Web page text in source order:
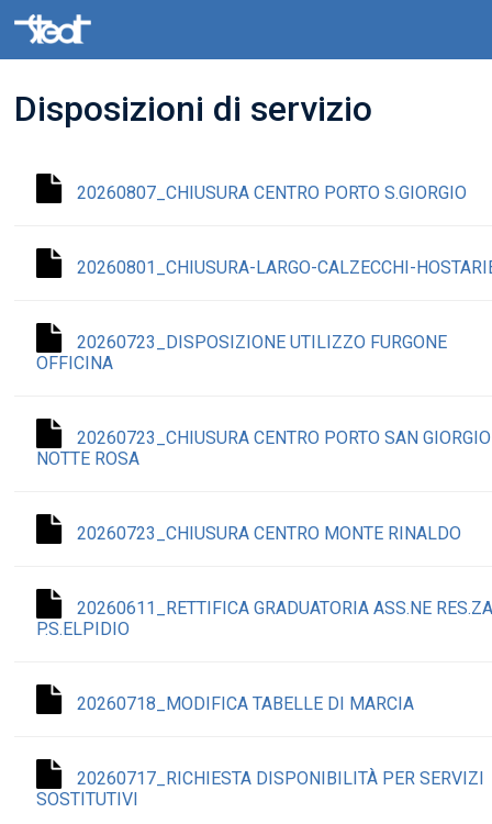
Disposizioni di servizio
20260807_CHIUSURA CENTRO PORTO S.GIORGIO
20260801_CHIUSURA-LARGO-CALZECCHI-
20260723_DISPOSIZIONE UTILIZZO FURGONE
OFFICINA
20260723_CHIUSURA CENTRO PORTO SAN GIORGIO
NOTTE ROSA
20260723_CHIUSURA CENTRO MONTE RINALDO
20260611_RETTIFICA GRADUATORIA ASS.NE
P.S.ELPIDIO
20260718_MODIFICA TABELLE DI MARCIA
20260717_RICHIESTA DISPONIBILITÀ PER SERVIZI
SOSTITUTIVI